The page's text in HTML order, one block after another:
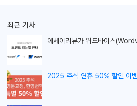
이최근 기사
에세이리뷰가 워드바이스
2025 추석 연휴 50% 할인 이